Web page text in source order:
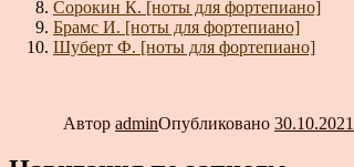
Сорокин К. [ноты для фортепиано]
Брамс И. [ноты для фортепиано]
Шуберт Ф. [ноты для фортепиано]
Автор adminОпубликовано 30.10.2021